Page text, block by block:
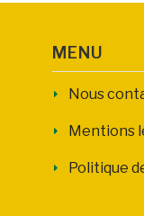
MENU
Nous
Mentions
Politique